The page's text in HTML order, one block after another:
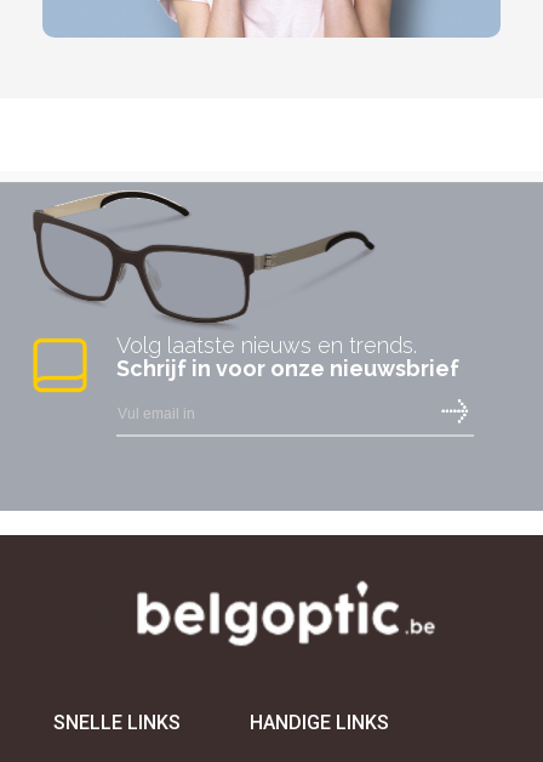
Volg laatste nieuws en trends.
Schrijf in voor onze nieuwsbrief
SNELLE LINKS HANDIGE LINKS